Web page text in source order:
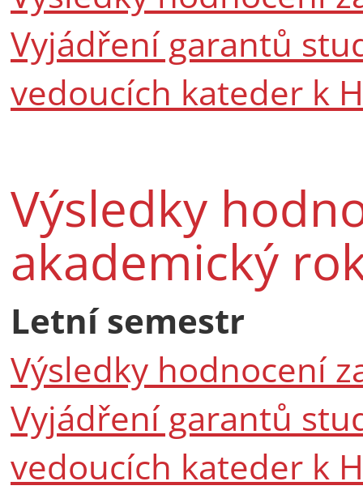
Vyjádření garantů
vedoucích kateder k
Výsledky
akademický
Letní semestr
Výsledky hodnocení
Vyjádření garantů
vedoucích kateder k